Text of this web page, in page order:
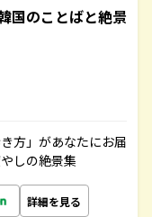
国のことばと絶景
方」があなたにお届
しの絶景集
詳細を見る